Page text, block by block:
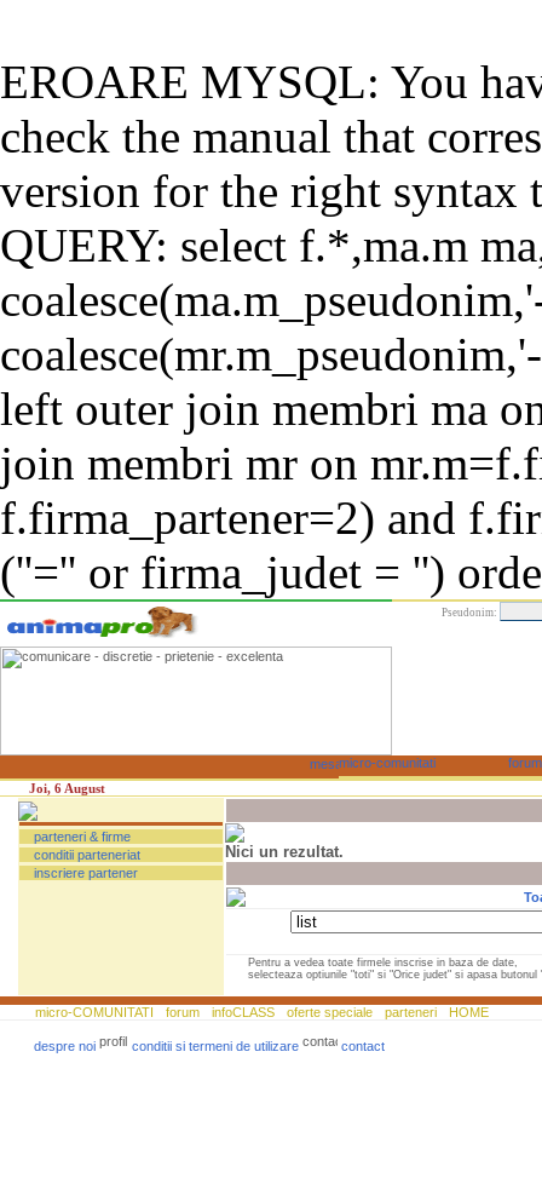
EROARE MYSQL: You
check the manual that
version for the right syntax
QUERY: select f.*,ma.m
left outer join membri ma
join membri mr on
f.firma_partener=2) and
(''='' or firma_judet = '')
Pseudonim:
Joi, 6 August
parteneri & firme
conditii parteneriat
inscriere partener
Nici un rezultat.
Pentru a vedea toate firmele inscrise in baza de date,
selecteaza optiunile "toti" si "Orice judet" si apasa butonul
micro-COMUNITATI forum infoCLASS oferte speciale parteneri HOME
despre noi conditii si termeni de utilizare contact